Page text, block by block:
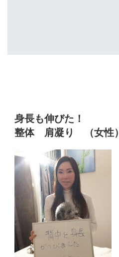
身長も伸びた！
整体
肩凝り （女性）